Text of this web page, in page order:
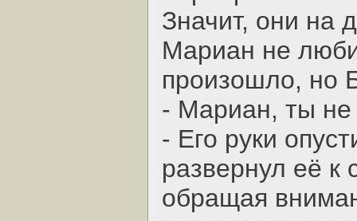
Значит, они на
Мариан не
произошло, но
- Мариан, ты не
- Его руки
развернул её к
обращая